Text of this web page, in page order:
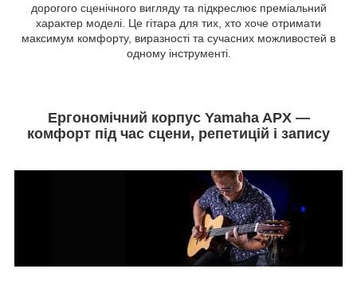
дорогого сценічного вигляду та підкреслює преміальний
характер моделі. Це гітара для тих, хто хоче отримати
максимум комфорту, виразності та сучасних можливостей в
одному інструменті.
Ергономічний корпус Yamaha APX —
комфорт під час сцени, репетицій і запису